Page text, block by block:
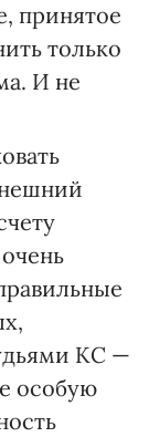
принятое
только
И не
КС —
особую